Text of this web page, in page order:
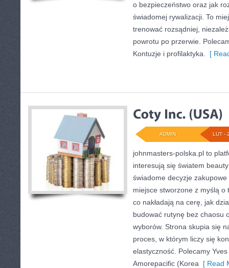
o bezpieczeństwo oraz jak
świadomej rywalizacji. To
trenować rozsądniej,
powrotu po przerwie.
Kontuzje i profilaktyka.
[
LUT -
ADMIN
johnmasters-polska.pl to
interesują się światem
świadome decyzje
miejsce stworzone z myślą o
co nakładają na cerę, jak
budować rutynę bez chaosu
wyborów. Strona skupia się
proces, w którym liczy się
elastyczność. Polecamy
Amorepacific (Korea [ Read